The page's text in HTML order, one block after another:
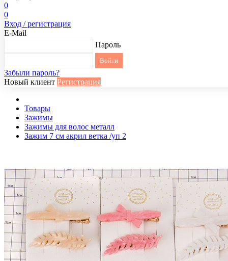
0
0
Вход / регистрация
E-Mail
Пароль
Забыли пароль?
Новый клиент Регистрация
Товары
Зажимы
Зажимы для волос металл
Зажим 7 см акрил ветка /уп 2